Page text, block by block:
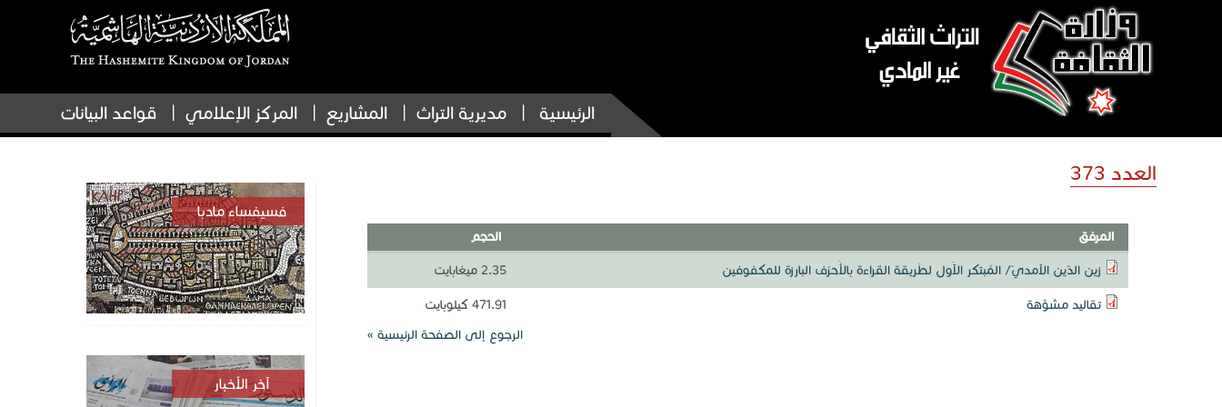
تجاوز إلى المحتوى الرئيسي
الرئيسية مديرية التراث المشاريع المركز الإعلامي قواعد البيانات
العدد 373
المرفق الحجم
زين الدّين الآمديّ/ المُبتكر الآَول لطَريقة القراءة بالأَحرُف البارزة للمكفوفين 2.35 ميغابايت
تقاليد مشوَّهة
471.91 كيلوبايت
الرجوع إلى الصفحة الرئيسية »
فسيفساء مادبا
آخر الأخبار